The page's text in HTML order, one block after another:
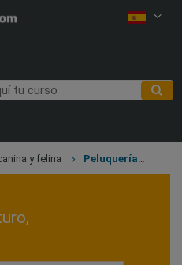
y felina